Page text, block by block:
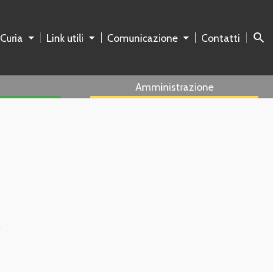
Curia Link utili Comunicazione Contatti search
Amministrazione